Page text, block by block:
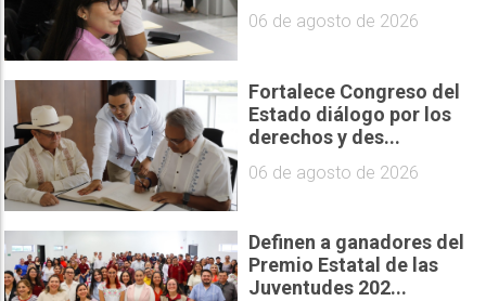
06 de agosto de 2026
Fortalece Congreso del
Estado diálogo por los
derechos y des...
06 de agosto de 2026
Definen a ganadores del
Premio Estatal de las
Juventudes 202...